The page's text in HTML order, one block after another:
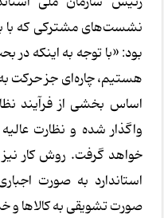
نشست‌های مشترکی که
بود: «با توجه به اینکه در
هستیم، چاره‌ای جز حرکت
اساس بخشی از فرآیند
واگذار شده و نظارت عالیه
خواهد گرفت. روش کار
استاندارد به صورت
صورت تشویقی به کالاها و